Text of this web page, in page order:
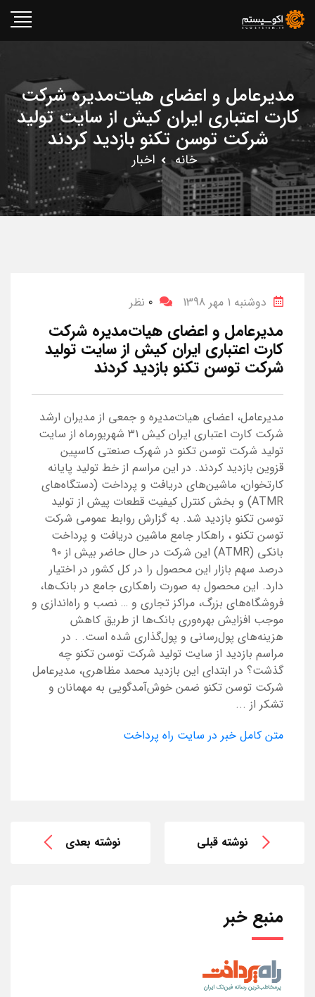
مدیرعامل و اعضای هیات‌مدیره شرکت
کارت اعتباری ایران کیش از سایت تولید
شرکت توسن‌ تکنو بازدید کردند
خانه اخبار
دوشنبه 1 مهر 1398 0 نظر
مدیرعامل و اعضای هیات‌مدیره شرکت
کارت اعتباری ایران کیش از سایت تولید
شرکت توسن‌ تکنو بازدید کردند
مدیرعامل، اعضای هیات‌مدیره و جمعی از مدیران ارشد
شرکت کارت اعتباری ایران کیش ۳۱ شهریورماه از سایت
تولید شرکت توسن‌ تکنو در شهرک صنعتی کاسپین
قزوین بازدید کردند. در این مراسم از خط تولید پایانه
کارتخوان، ماشین‌های دریافت و پرداخت (دستگاه‌های
ATMR) و بخش کنترل کیفیت قطعات پیش از تولید
توسن تکنو بازدید شد. به گزارش روابط عمومی شرکت
توسن‌ تکنو ، راهکار جامع ماشین دریافت و پرداخت
بانکی (ATMR) این شرکت در حال حاضر بیش از ۹۰
درصد سهم بازار این محصول را در کل کشور در اختیار
دارد. این محصول به صورت راهکاری جامع در بانک‌ها،
فروشگاه‌های بزرگ، مراکز تجاری و … نصب و راه‌اندازی و
موجب افزایش بهره‌وری بانک‌ها از طریق کاهش
هزینه‌های پول‌رسانی و پول‌گذاری شده است. . در
مراسم بازدید از سایت تولید شرکت توسن‌ تکنو چه
گذشت؟ در ابتدای این بازدید محمد مظاهری، مدیرعامل
شرکت توسن‌ تکنو ضمن خوش‌آمدگویی به مهمانان و
تشکر از ...
متن کامل خبر در سایت راه پرداخت
نوشته قبلی نوشته بعدی
منبع خبر